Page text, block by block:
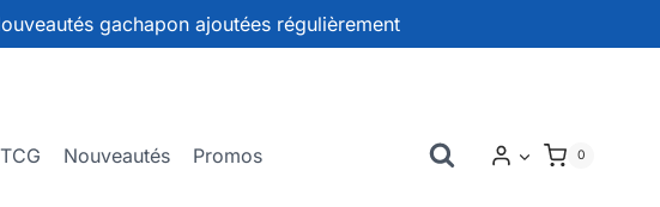
gachapon ajoutées régulièrement
TCG Nouveautés Promos 0